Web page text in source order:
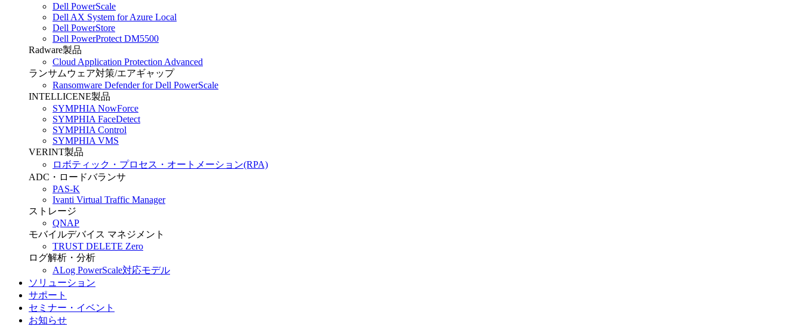
Dell PowerScale
Dell AX System for Azure Local
Dell PowerStore
Dell PowerProtect DM5500
Radware製品
Cloud Application Protection Advanced
ランサムウェア対策/エアギャップ
Ransomware Defender for Dell PowerScale
INTELLICENE製品
SYMPHIA NowForce
SYMPHIA FaceDetect
SYMPHIA Control
SYMPHIA VMS
VERINT製品
ロボティック・プロセス・オートメーション(RPA)
ADC・ロードバランサ
PAS-K
Ivanti Virtual Traffic Manager
ストレージ
QNAP
モバイルデバイス マネジメント
TRUST DELETE Zero
ログ解析・分析
ALog PowerScale対応モデル
ソリューション
サポート
セミナー・イベント
お知らせ